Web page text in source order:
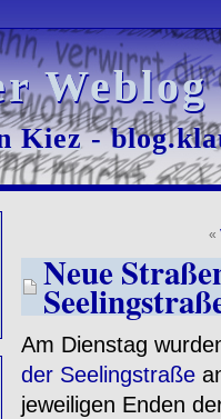
Kiez -
Kiez -
«
Neue
Am Dienstag
der Seelingstraße
jeweiligen Enden